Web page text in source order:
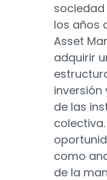
sociedad
los años
Asset
adquirir
inversión
de las
como
de la